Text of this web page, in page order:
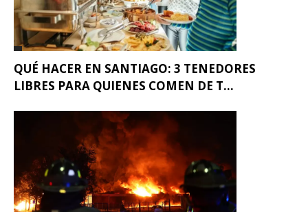
QUÉ HACER EN SANTIAGO: 3 TENEDORES
LIBRES PARA QUIENES COMEN DE T...